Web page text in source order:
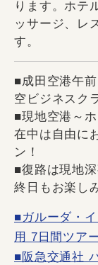
ります。ホテ
ッサージ、レ
す。
■成田空港午
空ビジネスク
■現地空港～
在中は自由に
ン！
■復路は現地
終日もお楽し
■ガルーダ・
用 7日間ツア
■阪急交通社